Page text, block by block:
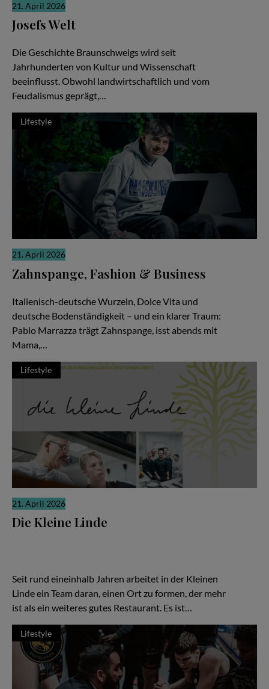
21. April 2026
Josefs Welt
Die Geschichte Braunschweigs wird seit
Jahrhunderten von Kultur und Wissenschaft
beeinflusst. Obwohl landwirtschaftlich und vom
Feudalismus geprägt,…
Lifestyle
21. April 2026
Zahnspange, Fashion & Business
Italienisch-deutsche Wurzeln, Dolce Vita und
deutsche Bodenständigkeit – und ein klarer Traum:
Pablo Marrazza trägt Zahnspange, isst abends mit
Mama,…
Lifestyle
21. April 2026
Die Kleine Linde
Seit rund eineinhalb Jahren arbeitet in der Kleinen
Linde ein Team daran, einen Ort zu formen, der mehr
ist als ein weiteres gutes Restaurant. Es ist…
Lifestyle